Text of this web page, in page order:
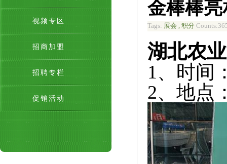
视频专区
招商加盟
招聘专栏
促销活动
金棒棒
Tags: 展会 , 积分
湖北农
1、时间
2、 地点